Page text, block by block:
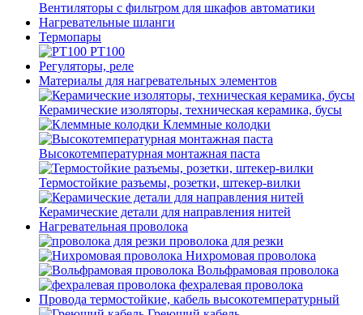
Вентиляторы с фильтром для шкафов автоматики
Нагревательные шланги
Термопары
PT100
Регуляторы, реле
Материалы для нагревательных элементов
Керамические изоляторы, техническая керамика, бусы
Клеммные колодки
Высокотемпературная монтажная паста
Термостойкие разъемы, розетки, штекер-вилки
Керамические детали для направления нитей
Нагревательная проволока
проволока для резки
Нихромовая проволока
Вольфрамовая проволока
фехралевая проволока
Провода термостойкие, кабель высокотемпературный